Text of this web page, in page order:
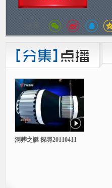
分享：
洞葬之謎 探尋20110411